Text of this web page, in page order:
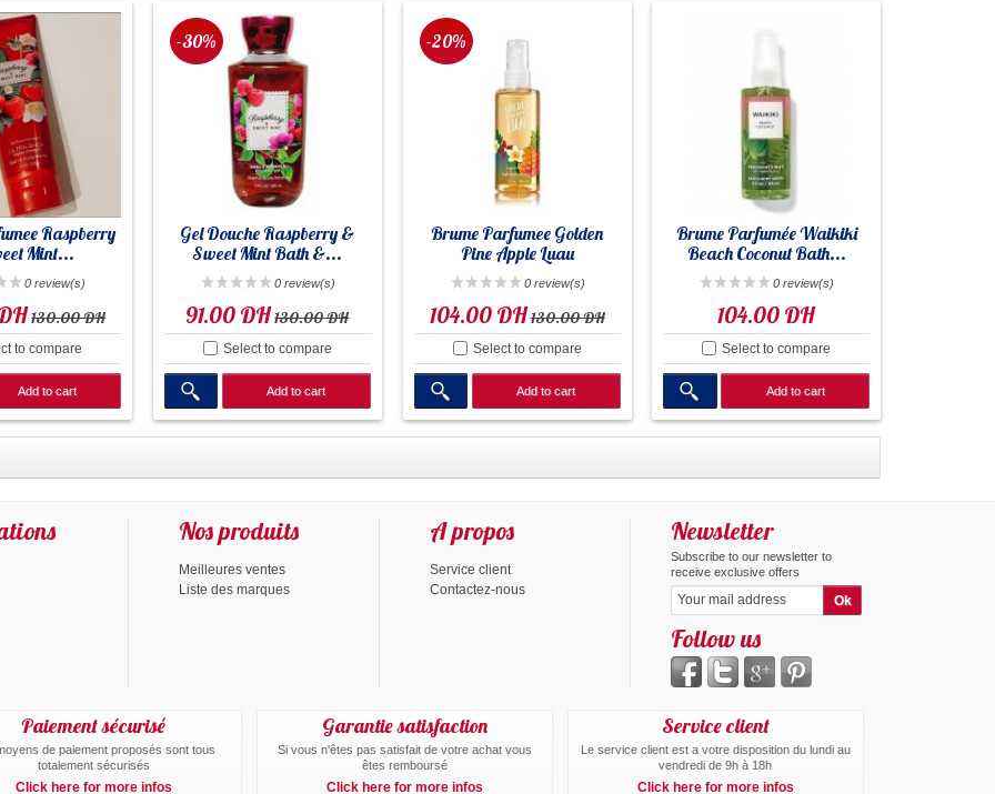
Raspberry
Mint...
0 review(s)
130.00 DH
to compare
Add to cart
Gel Douche Raspberry &
Sweet Mint Bath &...
0 review(s)
-30%
91.00 DH130.00 DH
Select to compare
Add to cart
Brume Parfumee Golden
Pine Apple Luau
0 review(s)
-20%
104.00 DH130.00 DH
Select to compare
Add to cart
Brume Parfumée Waikiki
Beach Coconut Bath...
0 review(s)
104.00 DH
Select to compare
Add to cart
Nos produits
Meilleures ventes
Liste des marques
A propos
Service client
Contactez-nous
Newsletter
Subscribe to our newsletter to
receive exclusive offers
Follow us
Paiement sécurisé
de paiement proposés sont tous
totalement sécurisés
Click here for more infos
Garantie satisfaction
Si vous n'êtes pas satisfait de votre achat vous
êtes remboursé
Click here for more infos
Service client
Le service client est a votre disposition du lundi au
vendredi de 9h à 18h
Click here for more infos